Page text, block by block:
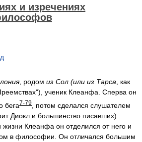
и изречениях
, родом из Сол (или из Тарса , как
ученик Клеанфа. Сперва он
бега7-79
, потом сделался слушателем
Диокл и большинство писавших)
Клеанфа он отделился от него и
в философии. Он отличался большим